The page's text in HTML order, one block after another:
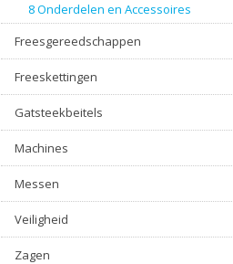
8 Onderdelen en Accessoires
Freesgereedschappen
Freeskettingen
Gatsteekbeitels
Machines
Messen
Veiligheid
Zagen